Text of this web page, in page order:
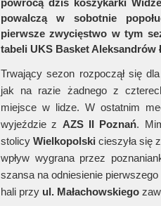
powrócą dziś koszykarki
powalczą w sobotnie
pierwsze zwycięstwo w tym
tabeli UKS Basket Aleksandrów
Trwający sezon rozpoczął się
jak na razie żadnego z
miejsce w lidze. W ostatnim
wyjeździe z AZS II Poznań.
stolicy Wielkopolski cieszyła się
wpływ wygrana przez
szansa na odniesienie
hali przy ul. Małachowskiego